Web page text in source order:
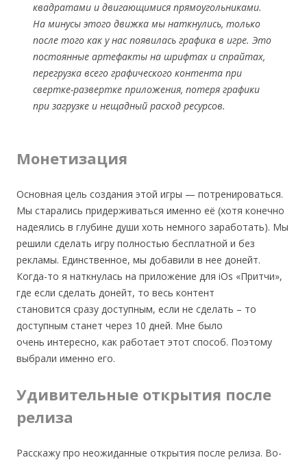
квадратами и двигающимися прямоугольниками.
На минусы этого движка мы наткнулись, только
после того как у нас появилась графика в игре. Это
постоянные артефакты на шрифтах и спрайтах,
перегрузка всего графического контента при
свертке-развертке приложения, потеря графики
при загрузке и нещадный расход ресурсов.
Монетизация
Основная цель создания этой игры — потренироваться.
Мы старались придерживаться именно её (хотя конечно
надеялись в глубине души хоть немного заработать). Мы
решили сделать игру полностью бесплатной и без
рекламы. Единственное, мы добавили в нее донейт.
Когда-то я наткнулась на приложение для iOs «Притчи»,
где если сделать донейт, то весь контент
становится сразу доступным, если не сделать – то
доступным станет через 10 дней. Мне было
очень интересно, как работает этот способ. Поэтому
выбрали именно его.
Удивительные открытия после
релиза
Расскажу про неожиданные открытия после релиза. Во-